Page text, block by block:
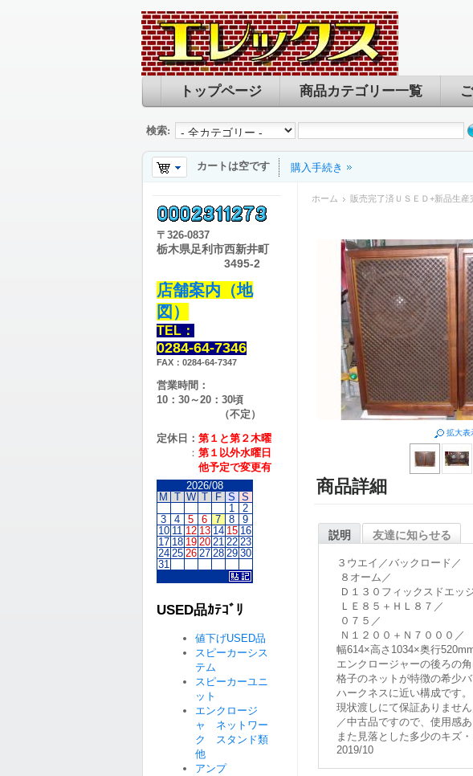
トップページ 商品カテゴリー一覧
検索:
カートは空です 購入手続き
ホーム 販売完了済ＵＳＥＤ+新品生産
拡大表
商品詳細
説明 友達に知らせる
３ウエイ／バックロード／
８オーム／
Ｄ１３０フィックスドエッ
ＬＥ８５＋ＨＬ８７／
０７５／
Ｎ１２００＋Ｎ７０００／
幅614×高さ1034×奥行
エンクロージャーの後ろの
格子のネットが特徴の希少
ハークネスに近い構成です。
現状渡しにて保証ありません
／中古品ですので、使用感あ
また見落とした多少のキズ
2019/10
〒 326-0837
栃木県足利市西新井町
3495-2
店舗案内（地
図）
TEL：
0284-64-7346
FAX：0284-64-7347
営業時間：
10：30～20：30頃
（不定）
定休日： 第１と第２木曜
： 第１以外水曜日
他予定で変更有
2026/08
M
T W T F S S
1
2
3
4 5 6 7 8
9
10 11 12 13 14 15 16
17 18 19 20 21 22 23
24 25 26 27 28 29 30
31
USED品ｶﾃｺﾞﾘ
値下げUSED品
スピーカーシス
テム
スピーカーユニ
ット
エンクロージ
ャ ネットワー
ク スタンド類
他
アンプ